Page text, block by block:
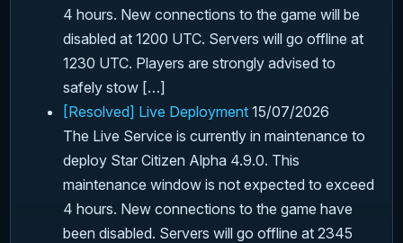
4 hours. New connections to the game will be
disabled at 1200 UTC. Servers will go offline at
1230 UTC. Players are strongly advised to
safely stow […]
[Resolved] Live Deployment 15/07/2026
The Live Service is currently in maintenance to
deploy Star Citizen Alpha 4.9.0. This
maintenance window is not expected to exceed
4 hours. New connections to the game have
been disabled. Servers will go offline at 2345